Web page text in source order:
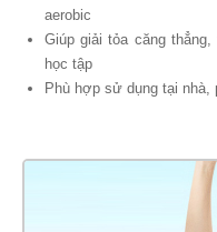
aerobic
Giúp giải tỏa căng
học tập
Phù hợp sử dụng tại nhà,